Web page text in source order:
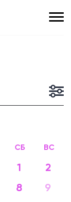
СБ ВС
1
2
8
9